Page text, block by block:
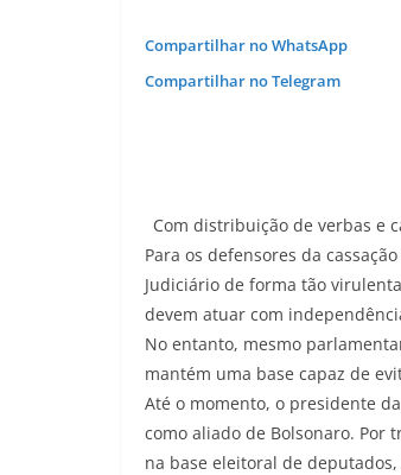
Compartilhar no WhatsApp
Compartilhar no Telegram
Com distribuição de verbas e
Para os defensores da
Judiciário de forma tão
devem atuar com
No entanto, mesmo
mantém uma base capaz de
Até o momento, o presidente
como aliado de Bolsonaro. Por
na base eleitoral de